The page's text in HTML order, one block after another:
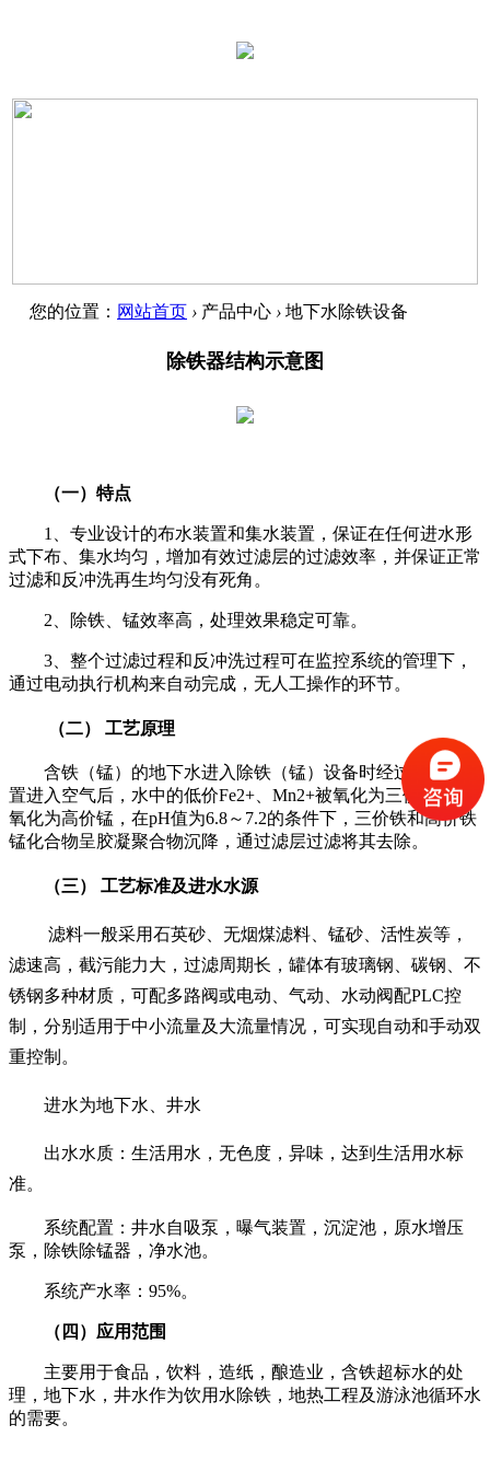
您的位置： 网站首页 › 产品中心 › 地下水除铁设备
除铁器结构示意图
（一）特点
1、专业设计的布水装置和集水装置，保证在任何进水形
式下布、集水均匀，增加有效过滤层的过滤效率，并保证正常
过滤和反冲洗再生均匀没有死角。
2、除铁、锰效率高，处理效果稳定可靠。
3、整个过滤过程和反冲洗过程可在监控系统的管理下，
通过电动执行机构来自动完成，无人工操作的环节。
（二） 工艺原理
含铁（锰）的地下水进入除铁（锰）设备时经过通曝气装
置进入空气后，水中的低价Fe2+、Mn2+被氧化为三价铁、锰
氧化为高价锰，在pH值为6.8～7.2的条件下，三价铁和高价铁
锰化合物呈胶凝聚合物沉降，通过滤层过滤将其去除。
（三） 工艺标准及进水水源
滤料一般采用石英砂、无烟煤滤料、锰砂、活性炭等，
滤速高，截污能力大，过滤周期长，罐体有玻璃钢、碳钢、不
锈钢多种材质，可配多路阀或电动、气动、水动阀配PLC控
制，分别适用于中小流量及大流量情况，可实现自动和手动双
重控制。
进水为地下水、井水
出水水质：生活用水，无色度，异味，达到生活用水标
准。
系统配置：井水自吸泵，曝气装置，沉淀池，原水增压
泵，除铁除锰器，净水池。
系统产水率：95%。
（四）应用范围
主要用于食品，饮料，造纸，酿造业，含铁超标水的处
理，地下水，井水作为饮用水除铁，地热工程及游泳池循环水
的需要。